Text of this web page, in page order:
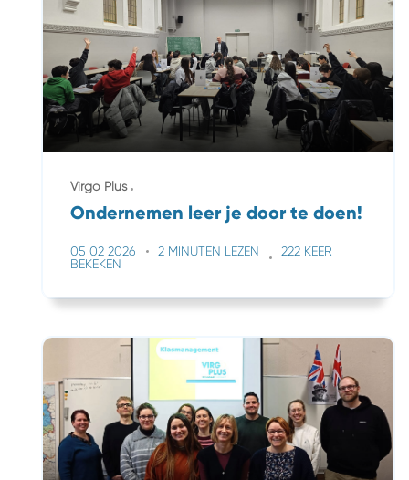
Virgo Plus
Ondernemen leer je door te doen!
05 02 2026 2 MINUTEN LEZEN
222 KEER
BEKEKEN